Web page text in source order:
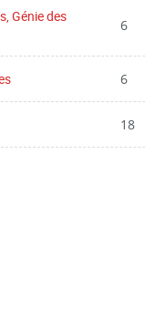
Génie des
6
6
18